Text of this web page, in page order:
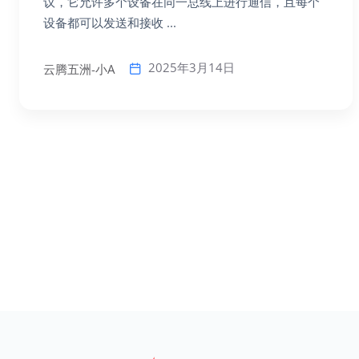
设备都可以发送和接收 ...
云腾五洲-小A 2025年3月14日